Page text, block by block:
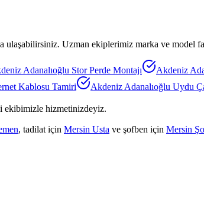
ulaşabilirsiniz. Uzman ekiplerimiz marka ve model
Adanalıoğlu Stor Perde Montajı Akdeniz
Kablosu Tamiri Akdeniz Adanalıoğlu Uydu
ekibimizle hizmetinizdeyiz.
, tadilat için Mersin Usta ve şofben için Mersin